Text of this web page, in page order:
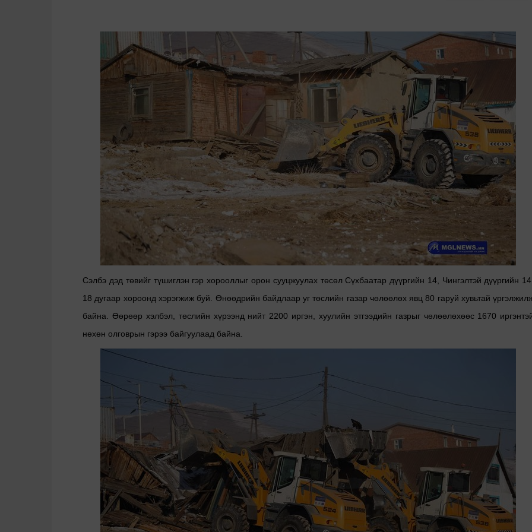
Сэлбэ дэд төвийг түшиглэн гэр хорооллыг орон сууцжуулах төсөл Сүхбаатар дүүргийн 14, Чингэлтэй дүүргийн 14,
18 дугаар хороонд хэрэгжиж буй. Өнөөдрийн байдлаар уг төслийн газар чөлөөлөх явц 80 гаруй хувьтай
байна. Өөрөөр хэлбэл, төслийн хүрээнд нийт 2200 иргэн, хуулийн этгээдийн газрыг чөлөөлөхөөс 1670
нөхөн олговрын гэрээ байгуулаад байна.